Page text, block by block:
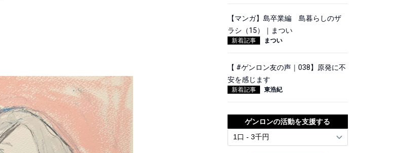
【マンガ】島卒業編 島暮らしのザ
ラシ（15）｜まつい
新着記事 まつい
【 #ゲンロン友の声｜038】原発に不
安を感じます
新着記事 東浩紀
ゲンロンの活動を支援する